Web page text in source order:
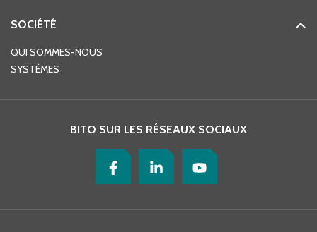
SOCIÉTÉ
QUI SOMMES-NOUS
SYSTÈMES
BITO SUR LES RÉSEAUX SOCIAUX